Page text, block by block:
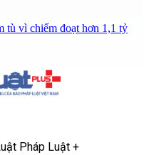
tù vì chiếm đoạt hơn 1,1 tỷ
Pháp Luật +